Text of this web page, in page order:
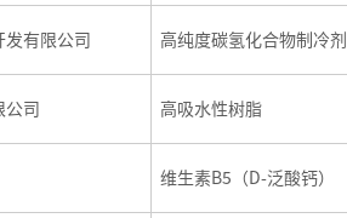
有限公司 高纯度碳氢化合物制冷剂
公司 高吸水性树脂
维生素B5（D-泛酸钙）